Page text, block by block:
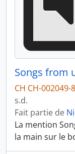
Songs from
CH CH-002049-
s.d.
Fait partie de
La mention
la main sur le